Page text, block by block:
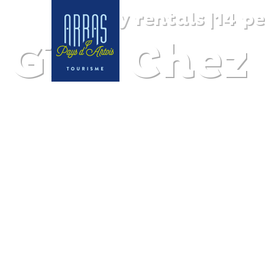
Holiday rentals |14
Gîte